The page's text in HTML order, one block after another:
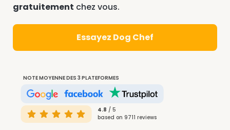
gratuitement chez vous.
Essayez Dog Chef
NOTE MOYENNE DES 3 PLATEFORMES
4.8 / 5
based on 9711 reviews